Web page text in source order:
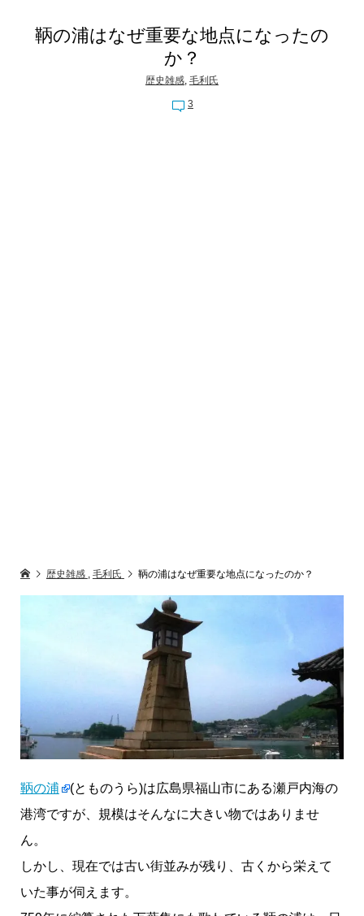
鞆の浦はなぜ重要な地点になったの
か？
歴史雑感, 毛利氏
3
歴史雑感 , 毛利氏 鞆の浦はなぜ重要な地点になったのか？
鞆の浦
(とものうら)は広島県福山市にある瀬戸内海の
港湾ですが、規模はそんなに大きい物ではありませ
ん。
しかし、現在では古い街並みが残り、古くから栄えて
いた事が伺えます。